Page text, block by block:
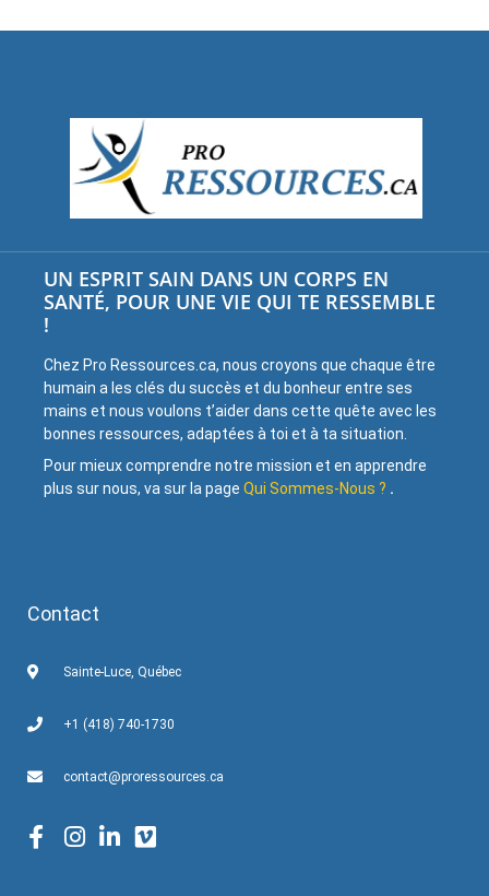
UN ESPRIT SAIN DANS UN CORPS EN
SANTÉ, POUR UNE VIE QUI TE RESSEMBLE
!
Chez Pro Ressources.ca, nous croyons que chaque être
humain a les clés du succès et du bonheur entre ses
mains et nous voulons t’aider dans cette quête avec les
bonnes ressources, adaptées à toi et à ta situation.
Pour mieux comprendre notre mission et en apprendre
plus sur nous, va sur la page Qui Sommes-Nous ? .
Contact
Sainte-Luce, Québec
+1 (418) 740-1730
contact@proressources.ca